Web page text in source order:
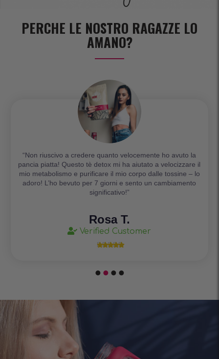
PERCHE LE NOSTRO RAGAZZE LO
AMANO?
“Non riuscivo a credere quanto velocemente ho avuto la
pancia piatta! Questo tè detox mi ha aiutato a velocizzare il
mio metabolismo e purificare il mio corpo dalle tossine – lo
adoro! L’ho bevuto per 7 giorni e sento un cambiamento
significativo!”
Rosa T.
Verified Customer
    